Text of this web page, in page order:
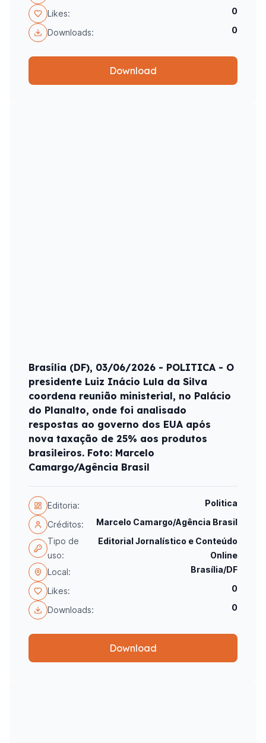
Likes: 0
Downloads: 0
Download
Brasília (DF), 03/06/2026 - POLITICA - O
presidente Luiz Inácio Lula da Silva
coordena reunião ministerial, no Palácio
do Planalto, onde foi analisado
respostas ao governo dos EUA após
nova taxação de 25% aos produtos
brasileiros. Foto: Marcelo
Camargo/Agência Brasil
Editoria: Politica
Créditos:
Marcelo Camargo/Agência Brasil
Tipo de
uso:
Editorial Jornalístico e Conteúdo
Online
Local:
Brasília/DF
Likes: 0
Downloads: 0
Download